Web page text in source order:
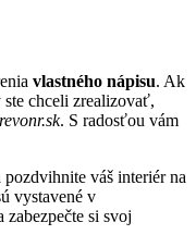
vlastného nápisu. Ak
chceli zrealizovať,
. S radosťou vám
pozdvihnite váš interiér na
vystavené v
zabezpečte si svoj